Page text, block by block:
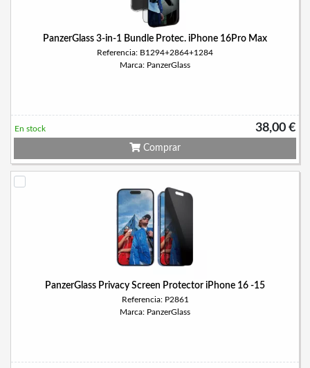
PanzerGlass 3-in-1 Bundle Protec. iPhone 16Pro Max
Referencia: B1294+2864+1284
Marca: PanzerGlass
38,00 €
En stock
Comprar
PanzerGlass Privacy Screen Protector iPhone 16 -15
Referencia: P2861
Marca: PanzerGlass